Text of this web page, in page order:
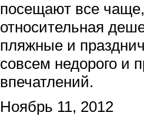
посещают все чаще,
относительная
пляжные и
совсем недорого и
впечатлений.
Ноябрь 11, 2012